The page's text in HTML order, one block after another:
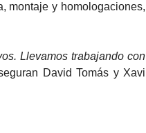
montaje y homologaciones,
Llevamos trabajando con
David Tomás y Xavi